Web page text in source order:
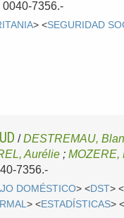
0040-7356.-
> <SEGURIDAD
/DESTREMAU,
Aurélie ;MOZERE,
7356.-
DOMÉSTICO> <DST> <
> <ESTADÍSTICAS> <